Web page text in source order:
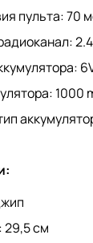
пульта: 70
1000
29,5 см